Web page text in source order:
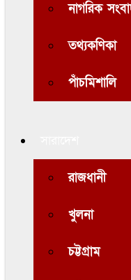
নাগরিক
তথ্যকণিকা
পাঁচমিশালি
রাজধানী
খুলনা
চট্টগ্রাম